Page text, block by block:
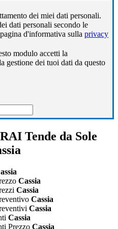
dei miei dati personali.
dati personali secondo le
d'informativa sulla privacy
modulo accetti la
gestione dei tuoi dati da questo
Tende da Sole
Cassia
Cassia
Cassia
Cassia
Cassia
Prezzo Cassia